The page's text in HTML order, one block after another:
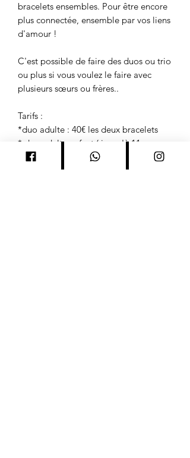
bracelets ensembles. Pour être encore
plus connectée, ensemble par vos liens
d'amour !
C'est possible de faire des duos ou trio
ou plus si vous voulez le faire avec
plusieurs sœurs ou frères..
Tarifs :
*duo adulte : 40€ les deux bracelets
* duo adulte enfant ( jusqu'à 11 ans
environ selon la taille poignet) : 30€ les
deux bracelets